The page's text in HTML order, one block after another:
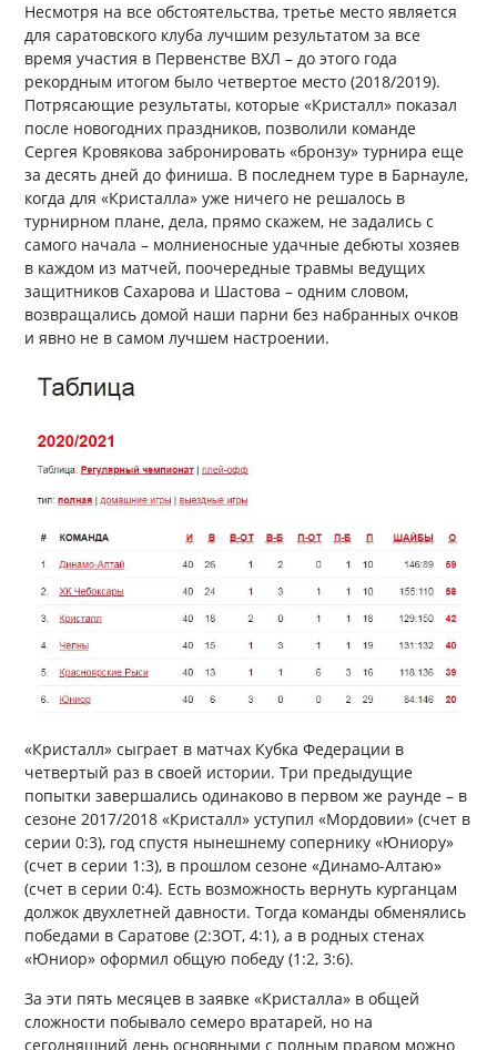
Несмотря на все обстоятельства, третье место является
для саратовского клуба лучшим результатом за все
время участия в Первенстве ВХЛ – до этого года
рекордным итогом было четвертое место (2018/2019).
Потрясающие результаты, которые «Кристалл» показал
после новогодних праздников, позволили команде
Сергея Кровякова забронировать «бронзу» турнира еще
за десять дней до финиша. В последнем туре в Барнауле,
когда для «Кристалла» уже ничего не решалось в
турнирном плане, дела, прямо скажем, не задались с
самого начала – молниеносные удачные дебюты хозяев
в каждом из матчей, поочередные травмы ведущих
защитников Сахарова и Шастова – одним словом,
возвращались домой наши парни без набранных очков
и явно не в самом лучшем настроении.
«Кристалл» сыграет в матчах Кубка Федерации в
четвертый раз в своей истории. Три предыдущие
попытки завершались одинаково в первом же раунде – в
сезоне 2017/2018 «Кристалл» уступил «Мордовии» (счет в
серии 0:3), год спустя нынешнему сопернику «Юниору»
(счет в серии 1:3), в прошлом сезоне «Динамо-Алтаю»
(счет в серии 0:4). Есть возможность вернуть курганцам
должок двухлетней давности. Тогда команды обменялись
победами в Саратове (2:3ОТ, 4:1), а в родных стенах
«Юниор» оформил общую победу (1:2, 3:6).
За эти пять месяцев в заявке «Кристалла» в общей
сложности побывало семеро вратарей, но на
сегодняшний день основными с полным правом можно